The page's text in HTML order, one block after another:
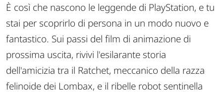
È così che nascono le leggende di PlayStation, e tu
stai per scoprirlo di persona in un modo nuovo e
fantastico. Sui passi del film di animazione di
prossima uscita, rivivi l'esilarante storia
dell'amicizia tra il Ratchet, meccanico della razza
felinoide dei Lombax, e il ribelle robot sentinella